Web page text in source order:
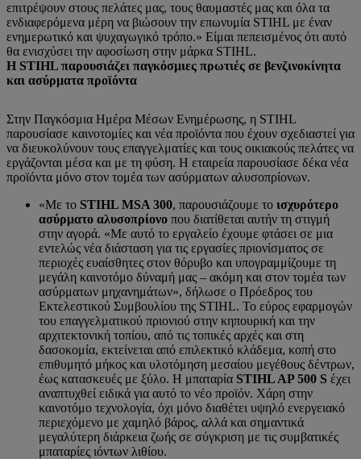
επιτρέψουν στους πελάτες μας, τους θαυμαστές μας και όλα τα
ενδιαφερόμενα μέρη να βιώσουν την επωνυμία STIHL με έναν
ενημερωτικό και ψυχαγωγικό τρόπο.» Είμαι πεπεισμένος ότι αυτό
θα ενισχύσει την αφοσίωση στην μάρκα STIHL.
Η STIHL παρουσιάζει παγκόσμιες πρωτιές σε βενζινοκίνητα
και ασύρματα προϊόντα
Στην Παγκόσμια Ημέρα Μέσων Ενημέρωσης, η STIHL
παρουσίασε καινοτομίες και νέα προϊόντα που έχουν σχεδιαστεί για
να διευκολύνουν τους επαγγελματίες και τους οικιακούς πελάτες να
εργάζονται μέσα και με τη φύση. Η εταιρεία παρουσίασε δέκα νέα
προϊόντα μόνο στον τομέα των ασύρματων αλυσοπρίονων.
«Με το STIHL MSA 300, παρουσιάζουμε το ισχυρότερο
ασύρματο αλυσοπρίονο που διατίθεται αυτήν τη στιγμή
στην αγορά. «Με αυτό το εργαλείο έχουμε φτάσει σε μια
εντελώς νέα διάσταση για τις εργασίες πριονίσματος σε
περιοχές ευαίσθητες στον θόρυβο και υπογραμμίζουμε τη
μεγάλη καινοτόμο δύναμή μας – ακόμη και στον τομέα των
ασύρματων μηχανημάτων», δήλωσε ο Πρόεδρος του
Εκτελεστικού Συμβουλίου της STIHL. Το εύρος εφαρμογών
του επαγγελματικού πριονιού στην κηπουρική και την
αρχιτεκτονική τοπίου, από τις τοπικές αρχές και στη
δασοκομία, εκτείνεται από επιλεκτικό κλάδεμα, κοπή στο
επιθυμητό μήκος και υλοτόμηση μεσαίου μεγέθους δέντρων,
έως κατασκευές με ξύλο. Η μπαταρία STIHL AP 500 S έχει
αναπτυχθεί ειδικά για αυτό το νέο προϊόν. Χάρη στην
καινοτόμο τεχνολογία, όχι μόνο διαθέτει υψηλό ενεργειακό
περιεχόμενο με χαμηλό βάρος, αλλά και σημαντικά
μεγαλύτερη διάρκεια ζωής σε σύγκριση με τις συμβατικές
μπαταρίες ιόντων λιθίου.